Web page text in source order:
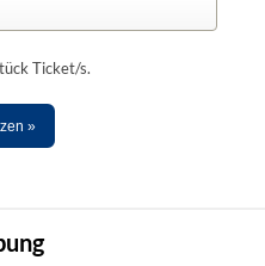
Ticket/s.
»